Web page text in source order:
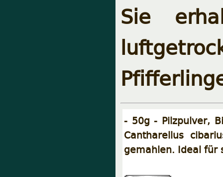
Sie
- 50g - Pilzpulver,
Cantharellus
gemahlen. Ideal für